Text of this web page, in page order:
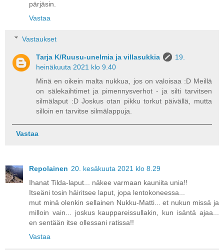
pärjäsin.
Vastaa
Vastaukset
Tarja K/Ruusu-unelmia ja villasukkia
19.
heinäkuuta 2021 klo 9.40
Minä en oikein malta nukkua, jos on valoisaa :D Meillä
on sälekaihtimet ja pimennysverhot - ja silti tarvitsen
silmälaput :D Joskus otan pikku torkut päivällä, mutta
silloin en tarvitse silmälappuja.
Vastaa
Repolainen 20. kesäkuuta 2021 klo 8.29
Ihanat Tilda-laput... näkee varmaan kauniita unia!!
Itseäni tosin häiritsee laput, jopa lentokoneessa...
mut minä olenkin sellainen Nukku-Matti... et nukun missä ja
milloin vain... joskus kauppareissullakin, kun isäntä ajaa...
en sentään itse ollessani ratissa!!
Vastaa